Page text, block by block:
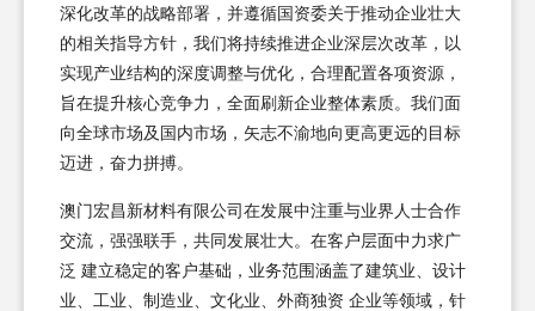
深化改革的战略部署，并遵循国资委关于推动企业壮大
的相关指导方针，我们将持续推进企业深层次改革，以
实现产业结构的深度调整与优化，合理配置各项资源，
旨在提升核心竞争力，全面刷新企业整体素质。我们面
向全球市场及国内市场，矢志不渝地向更高更远的目标
迈进，奋力拼搏。
澳门宏昌新材料有限公司在发展中注重与业界人士合作
交流，强强联手，共同发展壮大。在客户层面中力求广
泛 建立稳定的客户基础，业务范围涵盖了建筑业、设计
业、工业、制造业、文化业、外商独资 企业等领域，针